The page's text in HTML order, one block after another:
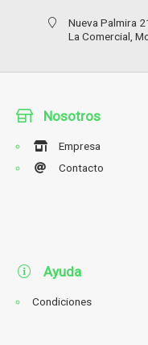
Nueva Palmira
La Comercial,
Nosotros
Empresa
Contacto
Ayuda
Condiciones